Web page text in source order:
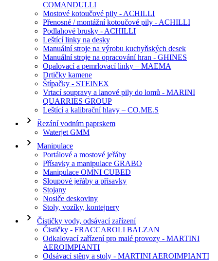
COMANDULLI
Mostové kotoučové pily - ACHILLI
Přenosné / montážní kotoučové pily - ACHILLI
Podlahové brusky - ACHILLI
Leštící linky na desky
Manuální stroje na výrobu kuchyňských desek
Manuální stroje na opracování hran - GHINES
Opalovací a pemrlovací linky – MAEMA
Drtičky kamene
Štípačky - STEINEX
Vrtací soupravy a lanové pily do lomů - MARINI
QUARRIES GROUP
Leštící a kalibrační hlavy – CO.ME.S
Řezání vodním paprskem
Waterjet GMM
Manipulace
Portálové a mostové jeřáby
Přísavky a manipulace GRABO
Manipulace OMNI CUBED
Sloupové jeřáby a přísavky
Stojany
Nosiče deskoviny
Stoly, vozíky, kontejnery
Čističky vody, odsávací zařízení
Čističky - FRACCAROLI BALZAN
Odkalovací zařízení pro malé provozy - MARTINI
AEROIMPIANTI
Odsávací stěny a stoly - MARTINI AEROIMPIANTI